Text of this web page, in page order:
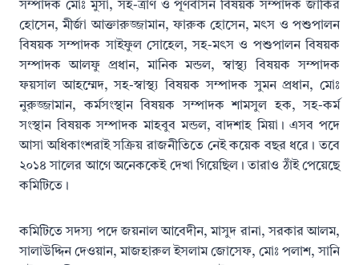
সম্পাদক মোঃ মুসা, সহ-ত্রাণ ও পূণর্বাসন বিষয়ক সম্পাদক জাকির
হোসেন, মীর্জা আক্তারুজ্জামান, ফারুক হোসেন, মৎস ও পশুপালন
বিষয়ক সম্পাদক সাইফুল সোহেল, সহ-মৎস ও পশুপালন বিষয়ক
সম্পাদক আলফু প্রধান, মানিক মন্ডল, স্বাস্থ্য বিষয়ক সম্পাদক
ফয়সাল আহম্মেদ, সহ-স্বাস্থ্য বিষয়ক সম্পাদক সুমন প্রধান, মোঃ
নুরুজ্জামান, কর্মসংস্থান বিষয়ক সম্পাদক শামসুল হক, সহ-কর্ম
সংস্থান বিষয়ক সম্পাদক মাহবুব মন্ডল, বাদশাহ মিয়া। এসব পদে
আসা অধিকাংশরাই সক্রিয় রাজনীতিতে নেই কয়েক বছর ধরে। তবে
২০১৪ সালের আগে অনেককেই দেখা গিয়েছিল। তারাও ঠাঁই পেয়েছে
কমিটিতে।
কমিটিতে সদস্য পদে জয়নাল আবেদীন, মাসুদ রানা, সরকার আলম,
সালাউদ্দিন দেওয়ান, মাজহারুল ইসলাম জোসেফ, মোঃ পলাশ, সানি